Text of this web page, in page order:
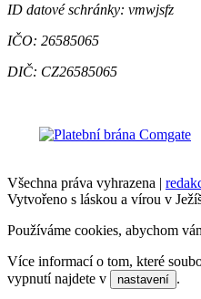
ID datové schránky: vmwjsfz
IČO: 26585065
DIČ: CZ26585065
Všechna práva vyhrazena |
Vytvořeno s láskou a vírou v
Používáme cookies, abychom
Více informací o tom, které
vypnutí najdete v
nastavení .